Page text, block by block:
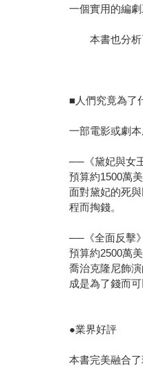
一個實用的編
本書也分析了
■人們究竟為了
一部電影或劇
──《黛妃與女
預算約1500萬
面對黛妃的死
程而掏錢。
──《全面反擊
預算約2500萬
喬治克隆尼飾
成是為了錢而
●業界好評
本書完美融合